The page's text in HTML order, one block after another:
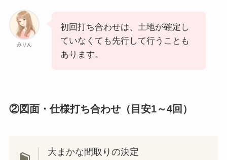
みりん
初回打ち合わせは、土地が確定し
ていなくても先行して行うことも
あります。
②図面・仕様打ち合わせ（目安1～4回）
大まかな間取りの決定